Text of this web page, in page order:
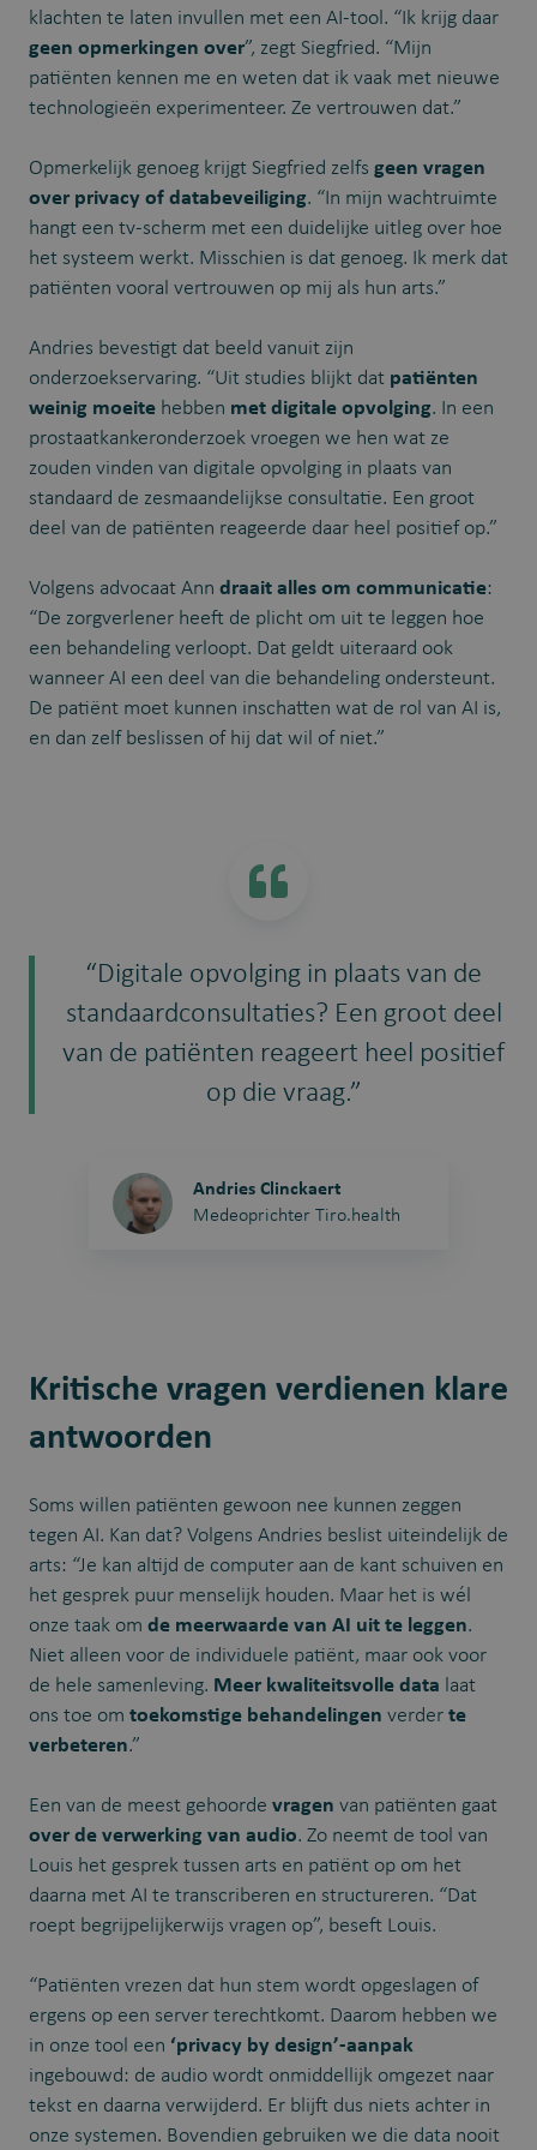
klachten te laten invullen met een AI-tool. “Ik krijg daar
geen opmerkingen over”, zegt Siegfried. “Mijn
patiënten kennen me en weten dat ik vaak met nieuwe
technologieën experimenteer. Ze vertrouwen dat.”
Opmerkelijk genoeg krijgt Siegfried zelfs geen vragen
over privacy of databeveiliging. “In mijn wachtruimte
hangt een tv-scherm met een duidelijke uitleg over hoe
het systeem werkt. Misschien is dat genoeg. Ik merk dat
patiënten vooral vertrouwen op mij als hun arts.”
Andries bevestigt dat beeld vanuit zijn
onderzoekservaring. “Uit studies blijkt dat patiënten
weinig moeite hebben met digitale opvolging. In een
prostaatkankeronderzoek vroegen we hen wat ze
zouden vinden van digitale opvolging in plaats van
standaard de zesmaandelijkse consultatie. Een groot
deel van de patiënten reageerde daar heel positief op.”
Volgens advocaat Ann draait alles om communicatie:
“De zorgverlener heeft de plicht om uit te leggen hoe
een behandeling verloopt. Dat geldt uiteraard ook
wanneer AI een deel van die behandeling ondersteunt.
De patiënt moet kunnen inschatten wat de rol van AI is,
en dan zelf beslissen of hij dat wil of niet.”
“Digitale opvolging in plaats van de
standaardconsultaties? Een groot deel
van de patiënten reageert heel positief
op die vraag.”
Andries Clinckaert
Medeoprichter Tiro.health
Kritische vragen verdienen klare
antwoorden
Soms willen patiënten gewoon nee kunnen zeggen
tegen AI. Kan dat? Volgens Andries beslist uiteindelijk de
arts: “Je kan altijd de computer aan de kant schuiven en
het gesprek puur menselijk houden. Maar het is wél
onze taak om de meerwaarde van AI uit te leggen.
Niet alleen voor de individuele patiënt, maar ook voor
de hele samenleving. Meer kwaliteitsvolle data laat
ons toe om toekomstige behandelingen verder te
verbeteren.”
Een van de meest gehoorde vragen van patiënten gaat
over de verwerking van audio. Zo neemt de tool van
Louis het gesprek tussen arts en patiënt op om het
daarna met AI te transcriberen en structureren. “Dat
roept begrijpelijkerwijs vragen op”, beseft Louis.
“Patiënten vrezen dat hun stem wordt opgeslagen of
ergens op een server terechtkomt. Daarom hebben we
in onze tool een ‘privacy by design’-aanpak
ingebouwd: de audio wordt onmiddellijk omgezet naar
tekst en daarna verwijderd. Er blijft dus niets achter in
onze systemen. Bovendien gebruiken we die data nooit